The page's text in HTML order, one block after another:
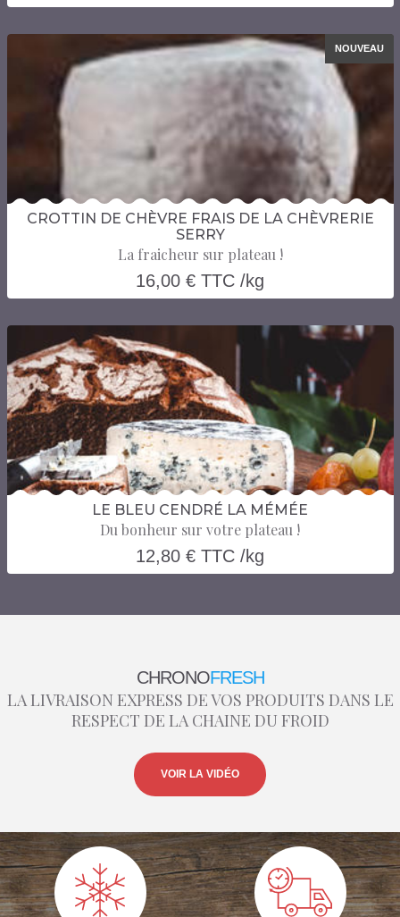
NOUVEAU
CROTTIN DE CHÈVRE FRAIS DE LA CHÈVRERIE
SERRY
La fraicheur sur plateau !
16,00 € TTC /kg
LE BLEU CENDRÉ LA MÉMÉE
Du bonheur sur votre plateau !
12,80 € TTC /kg
CHRONOFRESH
LA LIVRAISON EXPRESS DE VOS PRODUITS DANS LE
RESPECT DE LA CHAINE DU FROID
VOIR LA VIDÉO